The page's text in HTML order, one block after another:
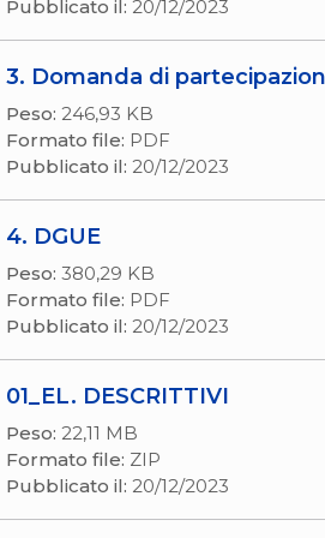
Pubblicato il: 20/12/2023
3. Domanda di
Peso: 246,93 KB
Formato file: PDF
Pubblicato il: 20/12/2023
4. DGUE
Peso: 380,29 KB
Formato file: PDF
Pubblicato il: 20/12/2023
01_EL. DESCRITTIVI
Peso: 22,11 MB
Formato file: ZIP
Pubblicato il: 20/12/2023